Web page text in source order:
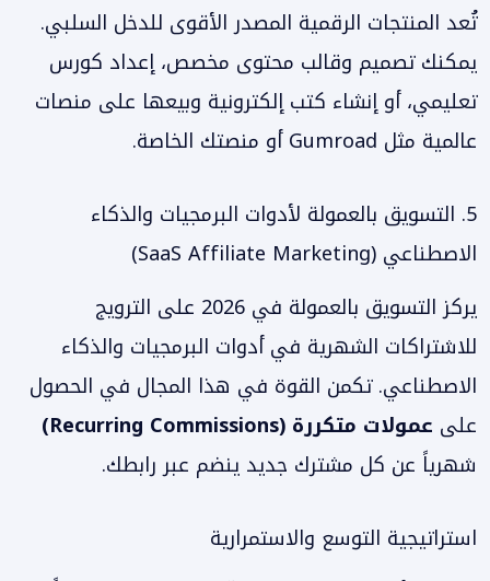
تُعد المنتجات الرقمية المصدر الأقوى للدخل السلبي.
يمكنك تصميم وقالب محتوى مخصص، إعداد كورس
تعليمي، أو إنشاء كتب إلكترونية وبيعها على منصات
عالمية مثل Gumroad أو منصتك الخاصة.
5. التسويق بالعمولة لأدوات البرمجيات والذكاء
الاصطناعي (SaaS Affiliate Marketing)
يركز التسويق بالعمولة في 2026 على الترويج
للاشتراكات الشهرية في أدوات البرمجيات والذكاء
الاصطناعي. تكمن القوة في هذا المجال في الحصول
على عمولات متكررة (Recurring Commissions)
شهرياً عن كل مشترك جديد ينضم عبر رابطك.
استراتيجية التوسع والاستمرارية